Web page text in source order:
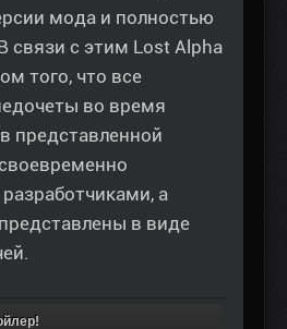
мода и полностью
связи с этим Lost Alpha
того, что все
во время
представленной
а
в виде